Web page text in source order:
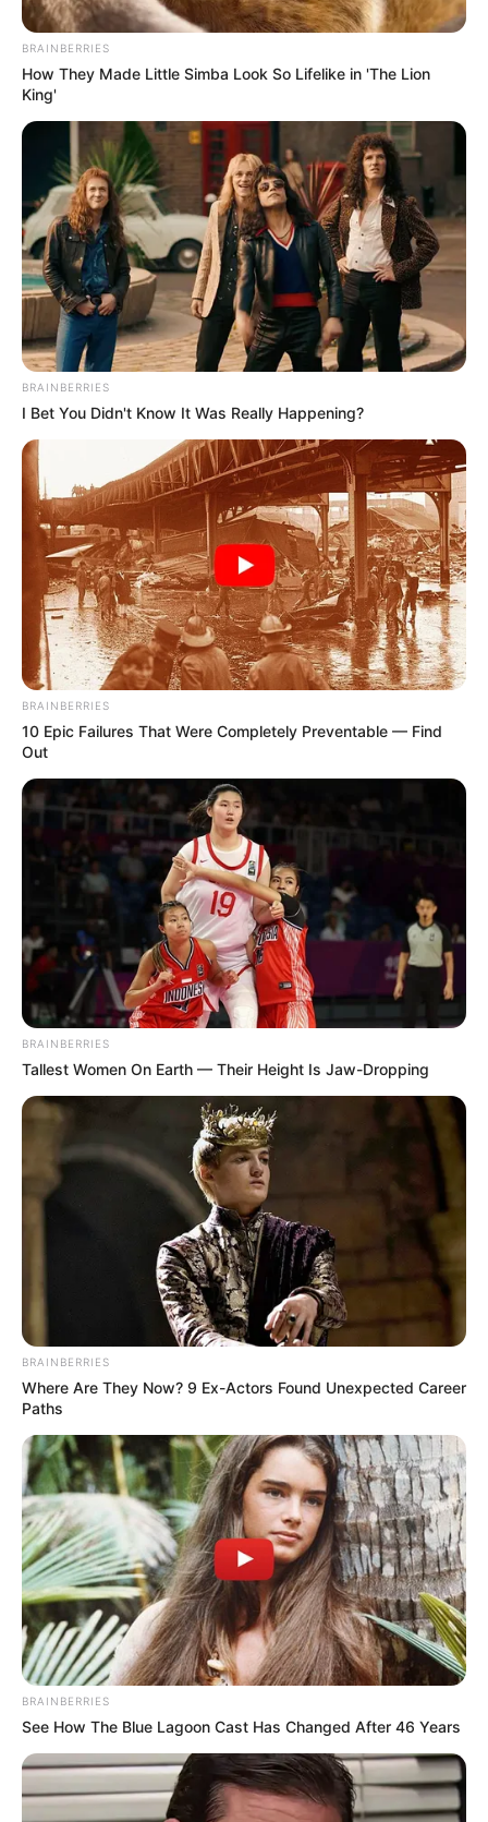
Surgeons: This Simple Method Ends Joint Pain &
Arthritis! Try It!
FORGE BODY
$20,000 In Personal Debt? You're Being Bleed Dry
Every Single Month
JG WENTWORTH
How To Get An Erection Even After 60!
MEDVI
This Trick Is For Men In Their 40's To Perform Better
MEDVI
Men 45+ Are Trying This To Perform Better
MEDVI
BRAINBERRIES
How They Made Little Simba Look So Lifelike in 'The Lion
King'
BRAINBERRIES
I Bet You Didn't Know It Was Really Happening?
BRAINBERRIES
10 Epic Failures That Were Completely Preventable — Find
Out
BRAINBERRIES
Tallest Women On Earth — Their Height Is Jaw-Dropping
BRAINBERRIES
Where Are They Now? 9 Ex-Actors Found Unexpected Career
Paths
BRAINBERRIES
See How The Blue Lagoon Cast Has Changed After 46 Years